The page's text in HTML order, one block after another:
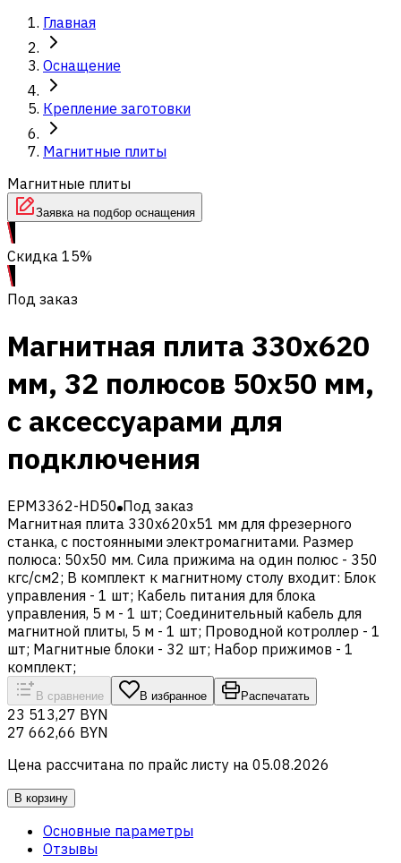
Главная
Оснащение
Крепление заготовки
Магнитные плиты
Магнитные плиты
Заявка на подбор оснащения
Скидка 15%
Под заказ
Магнитная плита 330x620
мм, 32 полюсов 50x50 мм,
с аксессуарами для
подключения
EPM3362-HD50 Под заказ
Магнитная плита 330x620x51 мм для фрезерного
станка, с постоянными электромагнитами. Размер
полюса: 50x50 мм. Сила прижима на один полюс - 350
кгс/см2; В комплект к магнитному столу входит: Блок
управления - 1 шт; Кабель питания для блока
управления, 5 м - 1 шт; Соединительный кабель для
магнитной плиты, 5 м - 1 шт; Проводной котроллер - 1
шт; Магнитные блоки - 32 шт; Набор прижимов - 1
комплект;
В сравнение В избранное Распечатать
23 513,27 BYN
27 662,66 BYN
Цена рассчитана по прайс листу на 05.08.2026
В корзину
Основные параметры
Отзывы